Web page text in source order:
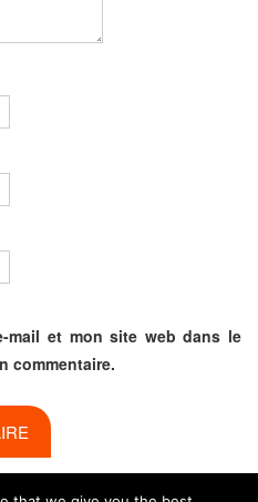
mail et mon site web dans le
commentaire.